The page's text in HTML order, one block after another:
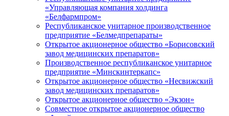
«Управляющая компания холдинга
«Белфармпром»
Республиканское унитарное производственное
предприятие «Белмедпрепараты»
Открытое акционерное общество «Борисовский
завод медицинских препаратов»
Производственное республиканское унитарное
предприятие «Минскинтеркапс»
Открытое акционерное общество «Несвижский
завод медицинских препаратов»
Открытое акционерное общество «Экзон»
Совместное открытое акционерное общество